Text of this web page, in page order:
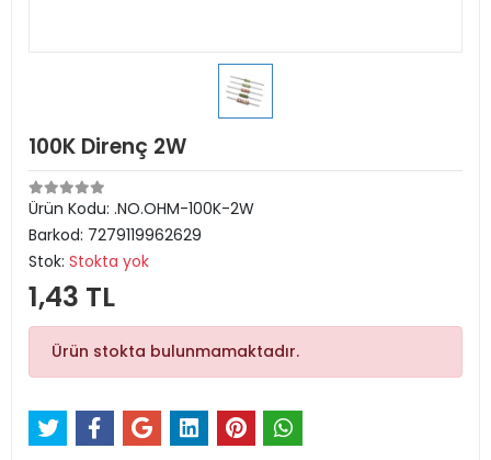
100K Direnç 2W
Ürün Kodu: .NO.OHM-100K-2W
Barkod: 7279119962629
Stok: Stokta yok
1,43 TL
Ürün stokta bulunmamaktadır.